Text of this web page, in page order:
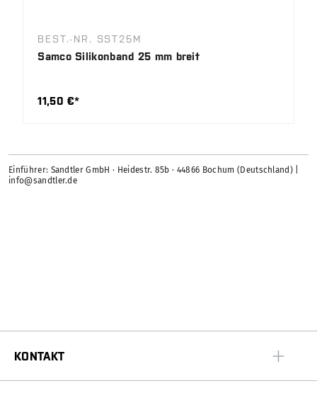
BEST.-NR. SST25M
Samco Silikonband 25 mm breit
11,50 €*
Einführer: Sandtler GmbH · Heidestr. 85b · 44866 Bochum (Deutschland) |
info@sandtler.de
KONTAKT